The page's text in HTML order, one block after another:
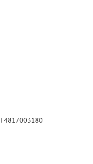
4817003180